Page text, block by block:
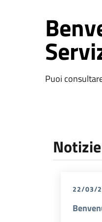
Puoi
Notizie
22/03/